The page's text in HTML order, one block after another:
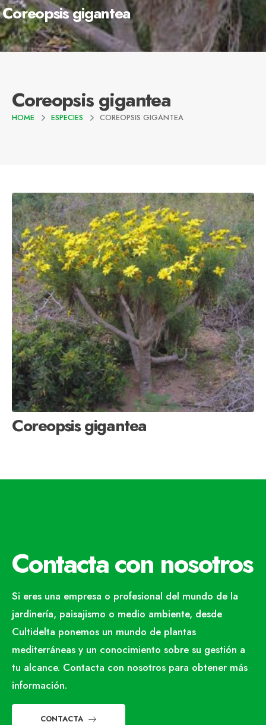
Coreopsis gigantea
Coreopsis gigantea
HOME ESPECIES COREOPSIS GIGANTEA
Coreopsis gigantea
Contacta con nosotros
Si eres una empresa o profesional del mundo de la
jardinería, paisajismo o medio ambiente, desde
Cultidelta ponemos un mundo de plantas
mediterráneas y un conocimiento sobre su gestión a
tu alcance. Contacta con nosotros para obtener más
información.
CONTACTA